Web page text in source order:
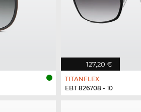
127,20 €
TITANFLEX
EBT 826708 - 10